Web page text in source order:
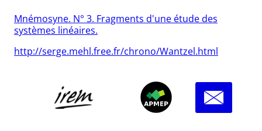
Mnémosyne. N° 3. Fragments d'une étude des
systèmes linéaires.
http://serge.mehl.free.fr/chrono/Wantzel.html